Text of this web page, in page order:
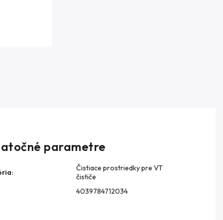
parametre
:
Čistiace prostriedky pre VT
čističe
4039784712034